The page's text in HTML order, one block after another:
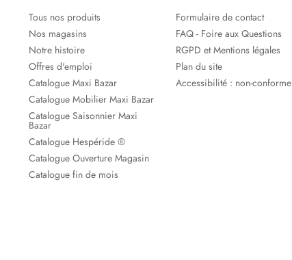
Tous nos produits
Nos magasins
Notre histoire
Offres d'emploi
Catalogue Maxi Bazar
Catalogue Mobilier Maxi Bazar
Catalogue Saisonnier Maxi
Bazar
Catalogue Hespéride ®
Catalogue Ouverture Magasin
Catalogue fin de mois
Formulaire de contact
FAQ - Foire aux Questions
RGPD et Mentions légales
Plan du site
Accessibilité : non-conforme